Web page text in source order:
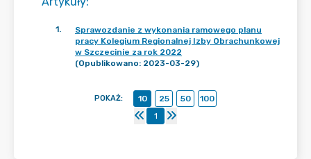
1.
Sprawozdanie z wykonania ramowego planu
pracy Kolegium Regionalnej Izby Obrachunkowej
w Szczecinie za rok 2022
(Opublikowano: 2023-03-29)
POKAŻ: 10 25 50
100
1